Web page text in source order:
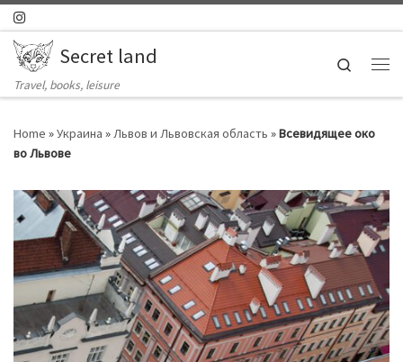
Skip to content
Secret land
Travel, books, leisure
Search
Home »Украина »Львов и Львовская область »Всевидящее око
во Львове